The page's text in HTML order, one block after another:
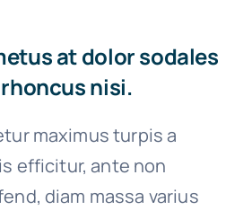
at dolor sodales
nisi.
maximus turpis a
efficitur, ante non
diam massa varius